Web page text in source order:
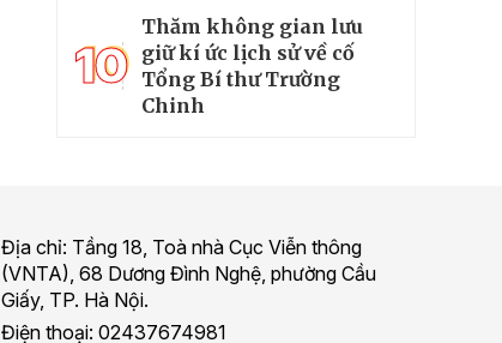
10
Thăm không gian lưu
giữ kí ức lịch sử về cố
Tổng Bí thư Trường
Chinh
Địa chỉ: Tầng 18, Toà nhà Cục Viễn thông
(VNTA), 68 Dương Đình Nghệ, phường Cầu
Giấy, TP. Hà Nội.
Điện thoại: 02437674981